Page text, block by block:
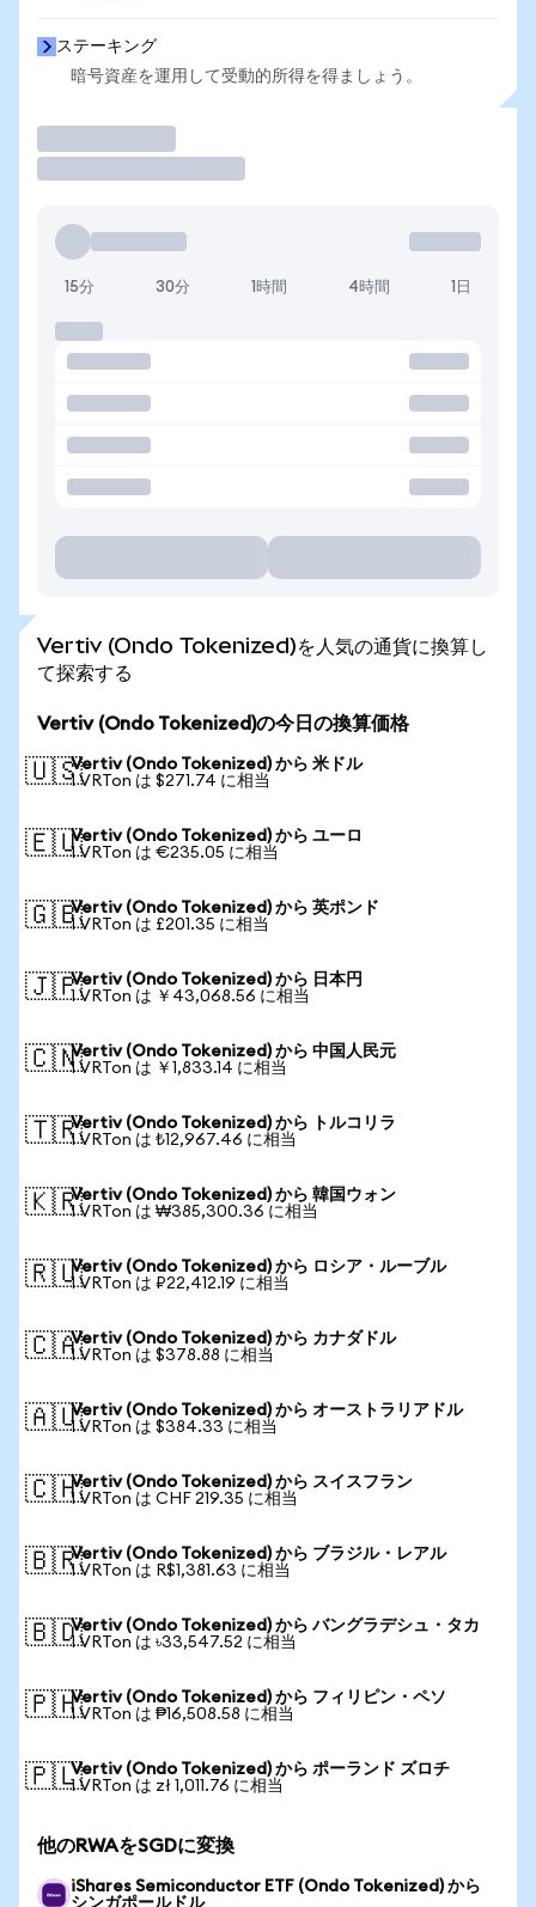
ステーキング
暗号資産を運用して受動的所得を得ましょう。
15分 30分 1時間 4時間 1日
Vertiv (Ondo Tokenized)を人気の通貨に換算し
て探索する
Vertiv (Ondo Tokenized)の今日の換算価格
🇺🇸Vertiv (Ondo Tokenized) から 米ドル
1 VRTon は $271.74 に相当
🇪🇺Vertiv (Ondo Tokenized) から ユーロ
1 VRTon は €235.05 に相当
🇬🇧Vertiv (Ondo Tokenized) から 英ポンド
1 VRTon は £201.35 に相当
🇯🇵Vertiv (Ondo Tokenized) から 日本円
1 VRTon は ￥43,068.56 に相当
🇨🇳Vertiv (Ondo Tokenized) から 中国人民元
1 VRTon は ￥1,833.14 に相当
🇹🇷Vertiv (Ondo Tokenized) から トルコリラ
1 VRTon は ₺12,967.46 に相当
🇰🇷Vertiv (Ondo Tokenized) から 韓国ウォン
1 VRTon は ₩385,300.36 に相当
🇷🇺Vertiv (Ondo Tokenized) から ロシア・ルーブル
1 VRTon は ₽22,412.19 に相当
🇨🇦Vertiv (Ondo Tokenized) から カナダドル
1 VRTon は $378.88 に相当
🇦🇺Vertiv (Ondo Tokenized) から オーストラリアドル
1 VRTon は $384.33 に相当
🇨🇭Vertiv (Ondo Tokenized) から スイスフラン
1 VRTon は CHF 219.35 に相当
🇧🇷Vertiv (Ondo Tokenized) から ブラジル・レアル
1 VRTon は R$1,381.63 に相当
🇧🇩Vertiv (Ondo Tokenized) から バングラデシュ・タカ
1 VRTon は ৳33,547.52 に相当
🇵🇭Vertiv (Ondo Tokenized) から フィリピン・ペソ
1 VRTon は ₱16,508.58 に相当
🇵🇱Vertiv (Ondo Tokenized) から ポーランド ズロチ
1 VRTon は zł 1,011.76 に相当
他のRWAをSGDに変換
iShares Semiconductor ETF (Ondo Tokenized) から
シンガポールドル